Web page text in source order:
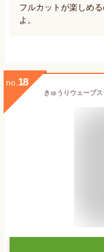
フルカットが楽しめ
よ。
no. 18